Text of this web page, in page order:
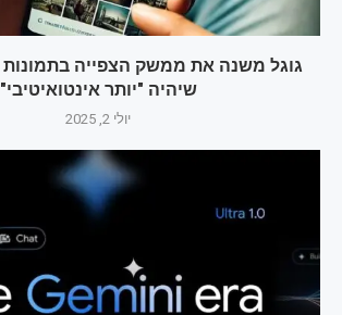
שיהיה "יותר אינטואיטיבי"
יולי 2, 2025